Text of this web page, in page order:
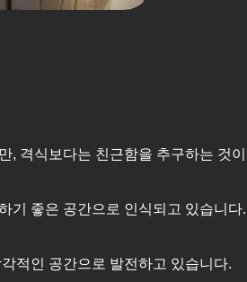
, 격식보다는 친근함을 추구하는 것
기 좋은 공간으로 인식되고 있습니다.
적인 공간으로 발전하고 있습니다.